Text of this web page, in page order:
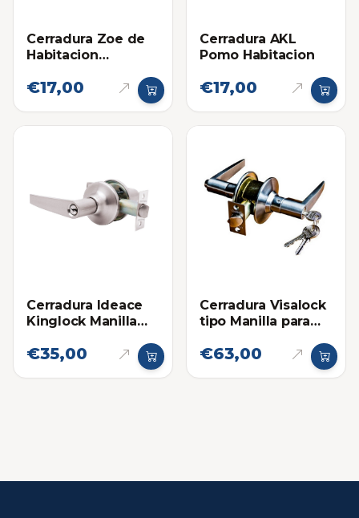
Cerradura Zoe de
Habitacion
€17,00
Cerradura AKL
Pomo Habitacion
€17,00
Cerradura Ideace
Kinglock Manilla
€35,00
Cerradura Visalock
tipo Manilla para
€63,00